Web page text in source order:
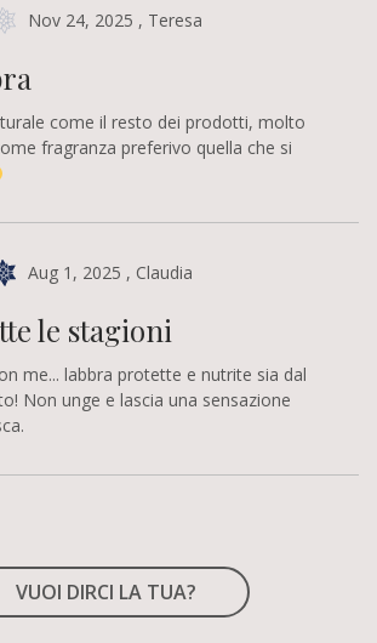
Nov 24, 2025 , Teresa
come il resto dei prodotti, molto
fragranza preferivo quella che si
Aug 1, 2025 , Claudia
le stagioni
me... labbra protette e nutrite sia dal
Non unge e lascia una sensazione
VUOI DIRCI LA TUA?